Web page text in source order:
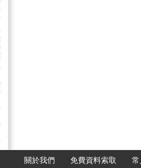
關於我們 免費資料索取 常